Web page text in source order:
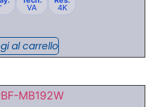
VA 4K
al carrello